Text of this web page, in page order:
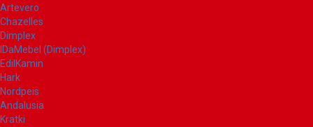
Artevero
Chazelles
Dimplex
IDaMebel (Dimplex)
EdilKamin
Hark
Nordpeis
Andalusia
Kratki